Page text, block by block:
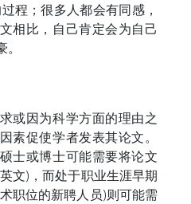
程；很多人都会有同感，
相比，自己肯定会为自己
或因为科学方面的理由之
素促使学者发表其论文。
士或博士可能需要将论文
文)，而处于职业生涯早期
职位的新聘人员)则可能需